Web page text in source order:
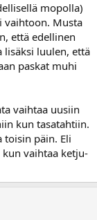
mopolla)
vaihtoon. Musta
että edellinen
lisäksi luulen, että
paskat muhi
vaihtaa uusiin
kun tasatahtiin.
toisin päin. Eli
vaihtaa ketju-